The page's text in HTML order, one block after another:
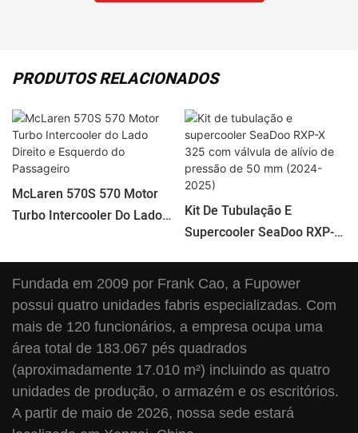
PRODUTOS RELACIONADOS
McLaren 570S 570 Motor
Turbo Intercooler Do Lado
Passageiro
Kit De Tubulação E
Supercooler SeaDoo RXP-X
De Pressão De 50 Mm
(2024-2025)
Fundada em 2009 por Frank Cao, a Fupower
possui quatro unidades fabris especializadas. Com
mais de 120 funcionários, a empresa ocupa uma
área total de 183.067 pés quadrados
(aproximadamente 17.010 m²) incluindo as quatro
unidades de produção, o armazém e os escritórios.
A partir de maio de 2026, nossa sede estará